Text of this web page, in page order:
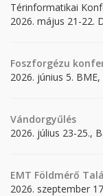
Térinformatikai
2026. május 21-22.
Foszforgézu
2026. június 5.
Vándorgyűlés
2026. július 23-25.,
EMT Földmérő
2026. szeptember